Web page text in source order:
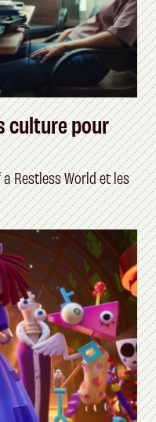
culture pour
Restless World et les